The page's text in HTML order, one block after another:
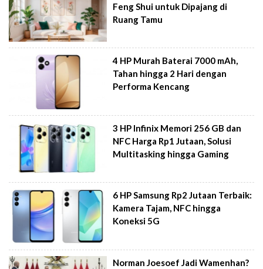
Feng Shui untuk Dipajang di
Ruang Tamu
4 HP Murah Baterai 7000 mAh,
Tahan hingga 2 Hari dengan
Performa Kencang
3 HP Infinix Memori 256 GB dan
NFC Harga Rp1 Jutaan, Solusi
Multitasking hingga Gaming
6 HP Samsung Rp2 Jutaan Terbaik:
Kamera Tajam, NFC hingga
Koneksi 5G
Norman Joesoef Jadi Wamenhan?